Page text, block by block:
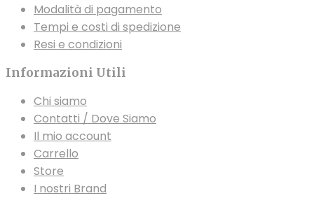
Modalità di pagamento
Tempi e costi di spedizione
Resi e condizioni
Informazioni Utili
Chi siamo
Contatti / Dove Siamo
Il mio account
Carrello
Store
I nostri Brand